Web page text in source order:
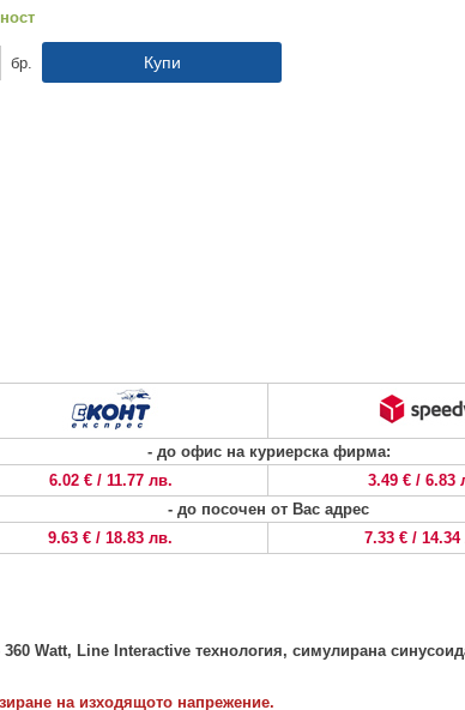
бр.
- до офис на куриерска фирма:
6.02 € / 11.77 лв.
3.49 € / 6.83
- до посочен от Вас адрес
9.63 € / 18.83 лв.
7.33 € / 14.34
360 Watt, Line Interactive технология, симулирана
на изходящото напрежение.